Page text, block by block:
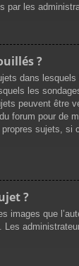
par les
?
dans
les
peuvent être
forum pour de
sujets, si
?
images que
Les